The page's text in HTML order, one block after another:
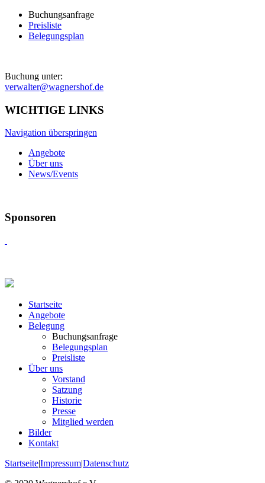
Buchungsanfrage
Preisliste
Belegungsplan
Buchung unter:
verwalter@wagnershof.de
WICHTIGE LINKS
Navigation überspringen
Angebote
Über uns
News/Events
Sponsoren
Startseite
Angebote
Belegung
Buchungsanfrage
Belegungsplan
Preisliste
Über uns
Vorstand
Satzung
Historie
Presse
Mitglied werden
Bilder
Kontakt
Startseite|Impressum|Datenschutz